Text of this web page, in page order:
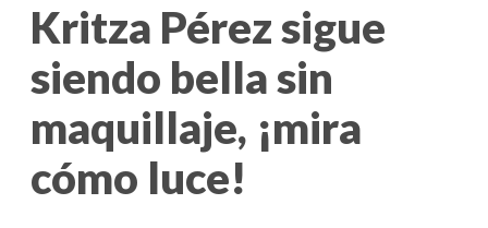
Kritza Pérez sigue
siendo bella sin
maquillaje, ¡mira
cómo luce!